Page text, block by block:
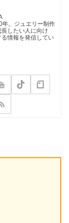
年。ジュエリー制作
したい人に向け
情報を発信してい